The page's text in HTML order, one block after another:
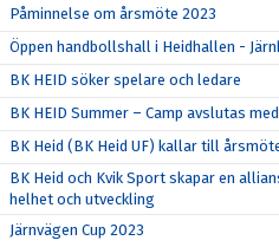
Påminnelse om årsmöte 2023
Öppen handbollshall i Heidhallen -
BK HEID söker spelare och ledare
BK HEID Summer – Camp avslutas
BK Heid (BK Heid UF) kallar till
BK Heid och Kvik Sport skapar en
helhet och utveckling
Järnvägen Cup 2023